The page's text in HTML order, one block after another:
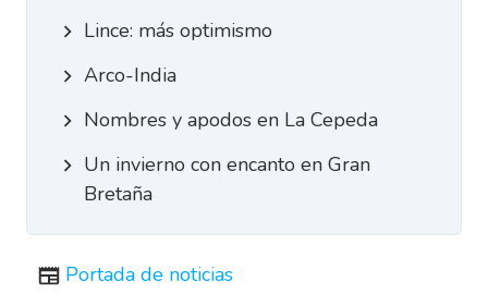
Lince: más optimismo
Arco-India
Nombres y apodos en La Cepeda
Un invierno con encanto en Gran
Bretaña
Portada de noticias